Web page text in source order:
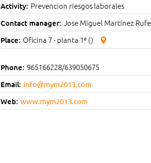
Activity: Prevencion riesgos laborales
Contact manager: Jose Miguel Martinez
Place: Oficina 7 - planta 1ª ()
Phone: 965166228/639050675
Email: info@mym2013.com
Web: www.mym2013.com